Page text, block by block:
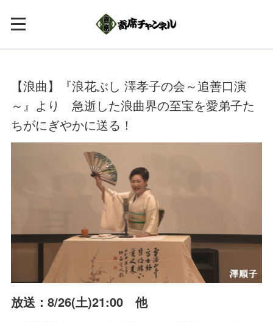
【浪曲】『浪花ぶし 澤孝子の会～追善口演
～』より 急逝した浪曲界の至宝を愛弟子た
ちがにぎやかに送る！
放送：8/26(土)21:00 他